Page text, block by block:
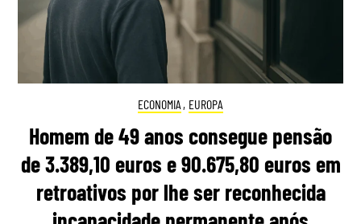
ECONOMIA , EUROPA
Homem de 49 anos consegue pensão
de 3.389,10 euros e 90.675,80 euros em
retroativos por lhe ser reconhecida